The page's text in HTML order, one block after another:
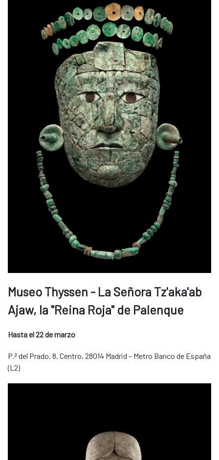
Museo Thyssen - La Señora Tz'aka'ab
Ajaw, la "Reina Roja" de Palenque
Hasta el 22 de marzo
P.º del Prado, 8, Centro, 28014 Madrid – Metro Banco de España
(L2)